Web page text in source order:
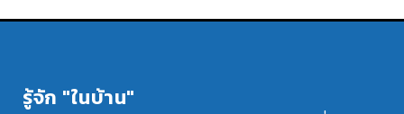
รู้จัก "ในบ้าน"